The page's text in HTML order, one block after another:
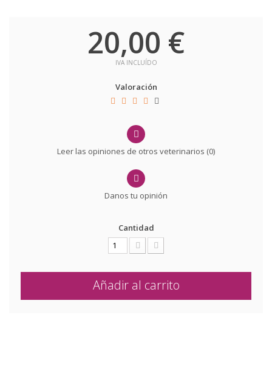
20,00 €
IVA INCLUÍDO
Valoración
Leer las opiniones de otros veterinarios (0)
Danos tu opinión
Cantidad
Añadir al carrito